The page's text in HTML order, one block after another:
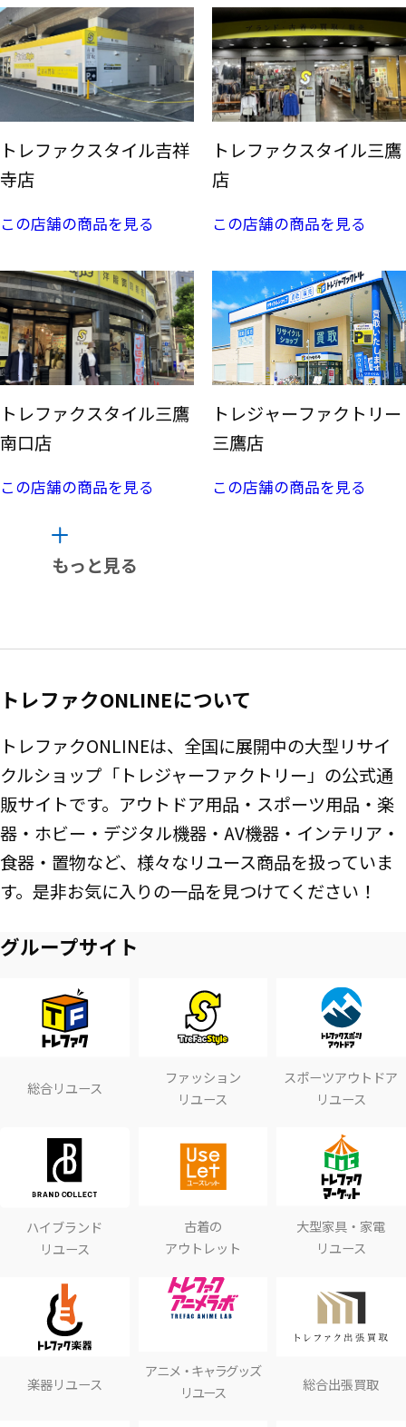
トレファクスタイル吉祥
寺店
この店舗の商品を見る
トレファクスタイル三鷹
店
この店舗の商品を見る
トレファクスタイル三鷹
南口店
この店舗の商品を見る
トレジャーファクトリー
三鷹店
この店舗の商品を見る
もっと見る
トレファクONLINEについて
トレファクONLINEは、全国に展開中の大型リサイ
クルショップ「トレジャーファクトリー」の公式通
販サイトです。アウトドア用品・スポーツ用品・楽
器・ホビー・デジタル機器・AV機器・インテリア・
食器・置物など、様々なリユース商品を扱っていま
す。是非お気に入りの一品を見つけてください！
グループサイト
総合リユース
ファッション
リユース
スポーツアウトドア
リユース
ハイブランド
リユース
古着の
アウトレット
大型家具・家電
リユース
楽器リユース
アニメ・キャラグッズ
リユース
総合出張買取